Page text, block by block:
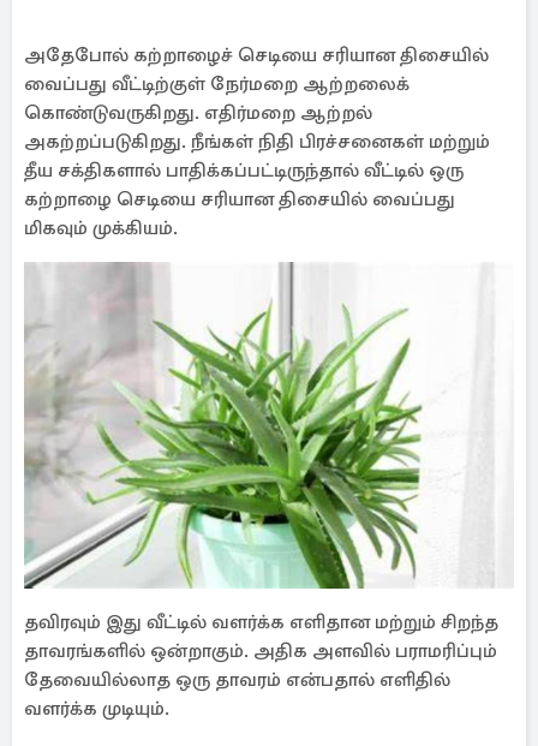
அதேபோல் கற்றாழைச் செடியை சரியான திசையில்
வைப்பது வீட்டிற்குள் நேர்மறை ஆற்றலைக்
கொண்டுவருகிறது. எதிர்மறை ஆற்றல்
அகற்றப்படுகிறது. நீங்கள் நிதி பிரச்சனைகள் மற்றும்
தீய சக்திகளால் பாதிக்கப்பட்டிருந்தால் வீட்டில் ஒரு
கற்றாழை செடியை சரியான திசையில் வைப்பது
மிகவும் முக்கியம்.
தவிரவும் இது வீட்டில் வளர்க்க எளிதான மற்றும் சிறந்த
தாவரங்களில் ஒன்றாகும். அதிக அளவில் பராமரிப்பும்
தேவையில்லாத ஒரு தாவரம் என்பதால் எளிதில்
வளர்க்க முடியும்.